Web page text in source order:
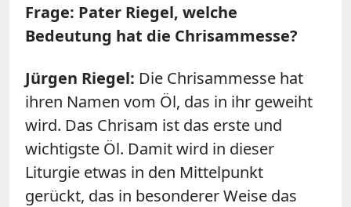
Frage: Pater Riegel, welche
Bedeutung hat die Chrisammesse?
Jürgen Riegel: Die Chrisammesse hat
ihren Namen vom Öl, das in ihr geweiht
wird. Das Chrisam ist das erste und
wichtigste Öl. Damit wird in dieser
Liturgie etwas in den Mittelpunkt
gerückt, das in besonderer Weise das